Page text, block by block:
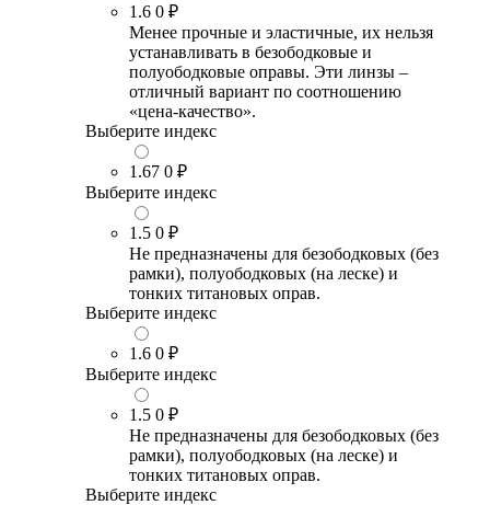
1.6 0 ₽
Менее прочные и эластичные, их нельзя
устанавливать в безободковые и
полуободковые оправы. Эти линзы –
отличный вариант по соотношению
«цена-качество».
Выберите индекс
1.67 0 ₽
Выберите индекс
1.5 0 ₽
Не предназначены для безободковых (без
рамки), полуободковых (на леске) и
тонких титановых оправ.
Выберите индекс
1.6 0 ₽
Выберите индекс
1.5 0 ₽
Не предназначены для безободковых (без
рамки), полуободковых (на леске) и
тонких титановых оправ.
Выберите индекс